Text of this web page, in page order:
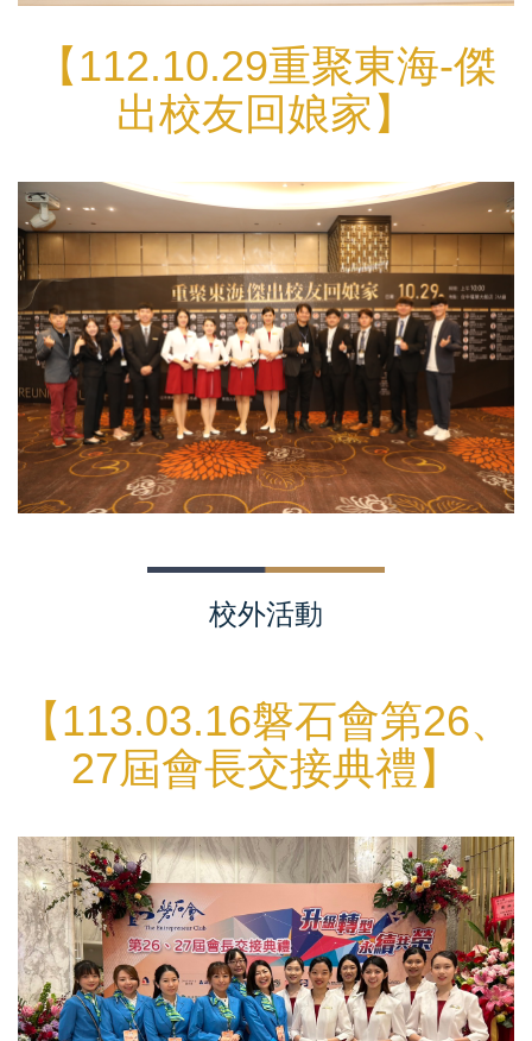
【112.10.29重聚東海-傑
出校友回娘家】
校外活動
【113.03.16磐石會第26、
27屆會長交接典禮 】